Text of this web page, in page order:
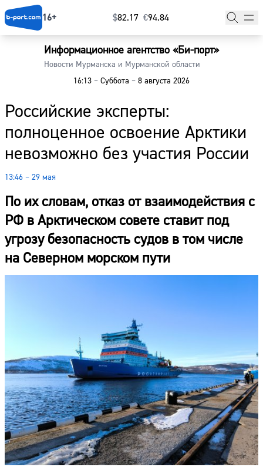
16+ $⁠82.17 €⁠94.84
Информационное агентство «Би-порт»
Новости Мурманска и Мурманской области
16:13 – Суббота – 8 августа 2026
Российские эксперты:
полноценное освоение Арктики
невозможно без участия России
13:46 – 29 мая
По их словам, отказ от взаимодействия с
РФ в Арктическом совете ставит под
угрозу безопасность судов в том числе
на Северном морском пути
Главная
Наши гости
Фоторепортажи
Погода
Курсы валют